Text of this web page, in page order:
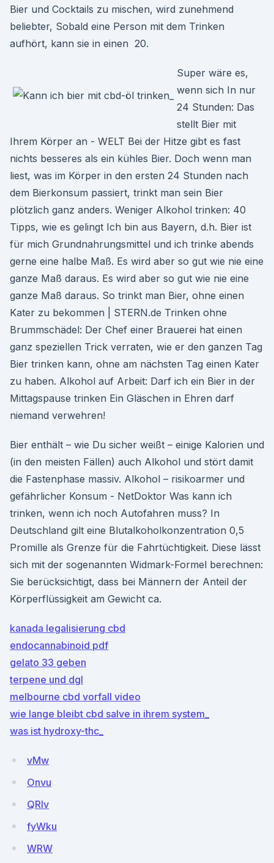
Bier und Cocktails zu mischen, wird zunehmend
beliebter, Sobald eine Person mit dem Trinken
aufhört, kann sie in einen 20.
Super wäre es,
wenn sich In nur
24 Stunden: Das
stellt Bier mit
Ihrem Körper an - WELT Bei der Hitze gibt es fast
nichts besseres als ein kühles Bier. Doch wenn man
liest, was im Körper in den ersten 24 Stunden nach
dem Bierkonsum passiert, trinkt man sein Bier
plötzlich ganz anders. Weniger Alkohol trinken: 40
Tipps, wie es gelingt Ich bin aus Bayern, d.h. Bier ist
für mich Grundnahrungsmittel und ich trinke abends
gerne eine halbe Maß. Es wird aber so gut wie nie eine
ganze Maß daraus. Es wird aber so gut wie nie eine
ganze Maß daraus. So trinkt man Bier, ohne einen
Kater zu bekommen | STERN.de Trinken ohne
Brummschädel: Der Chef einer Brauerei hat einen
ganz speziellen Trick verraten, wie er den ganzen Tag
Bier trinken kann, ohne am nächsten Tag einen Kater
zu haben. Alkohol auf Arbeit: Darf ich ein Bier in der
Mittagspause trinken Ein Gläschen in Ehren darf
niemand verwehren!
Bier enthält – wie Du sicher weißt – einige Kalorien und
(in den meisten Fällen) auch Alkohol und stört damit
die Fastenphase massiv. Alkohol – risikoarmer und
gefährlicher Konsum - NetDoktor Was kann ich
trinken, wenn ich noch Autofahren muss? In
Deutschland gilt eine Blutalkoholkonzentration 0,5
Promille als Grenze für die Fahrtüchtigkeit. Diese lässt
sich mit der sogenannten Widmark-Formel berechnen:
Sie berücksichtigt, dass bei Männern der Anteil der
Körperflüssigkeit am Gewicht ca.
kanada legalisierung cbd
endocannabinoid pdf
gelato 33 geben
terpene und dgl
melbourne cbd vorfall video
wie lange bleibt cbd salve in ihrem system_
was ist hydroxy-thc_
vMw
Onvu
QRIv
fyWku
WRW